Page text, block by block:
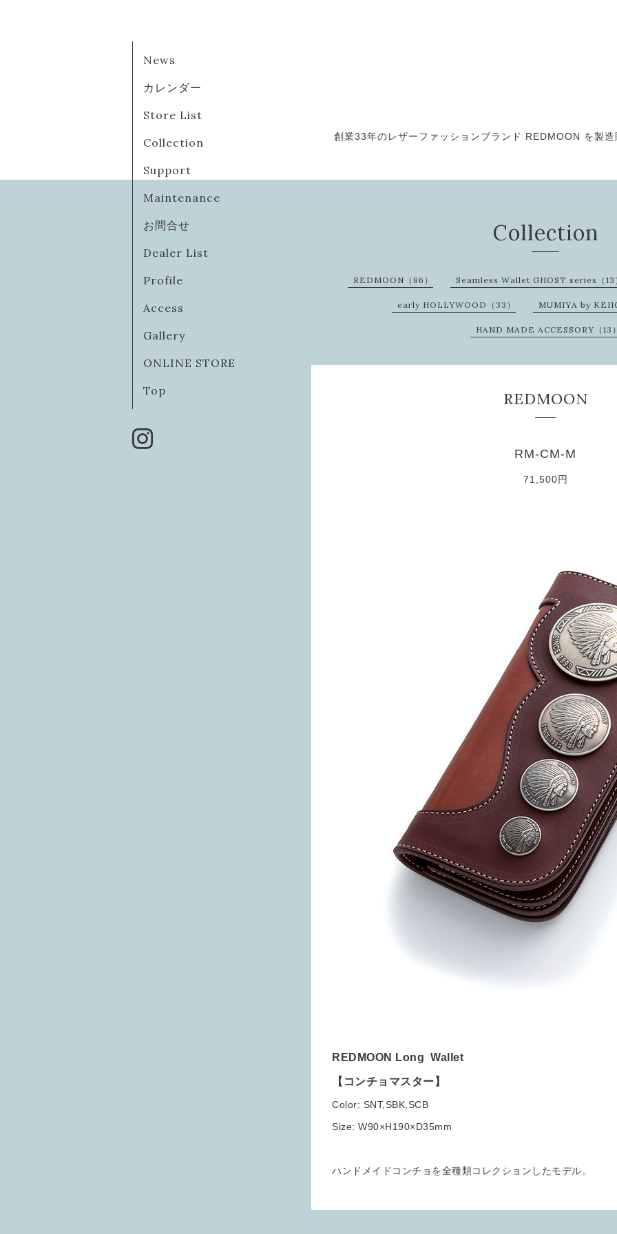
創業33年のレザーファッションブランド REDMOON を製
News
カレンダー
Store List
Collection
Support
Maintenance
お問合せ
Dealer List
Profile
Access
Gallery
ONLINE STORE
Top
Collection
REDMOON（86） Seamless Wallet GHOST series（13
early HOLLYWOOD（33） MUMIYA by
HAND MADE ACCESSORY（13
REDMOON
RM-CM-M
71,500円
REDMOON Long Wallet
【コンチョマスター】
Color: SNT,SBK,SCB
Size: W90×H190×D35mm
ハンドメイドコンチョを全種類コレクションしたモデル。